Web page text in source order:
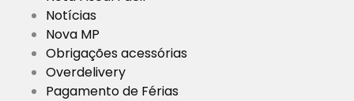
Notícias
Nova MP
Obrigações acessórias
Overdelivery
Pagamento de Férias